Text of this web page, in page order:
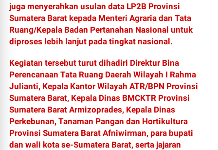
juga menyerahkan usulan data LP2B Provinsi
Sumatera Barat kepada Menteri Agraria dan Tata
Ruang/Kepala Badan Pertanahan Nasional untuk
diproses lebih lanjut pada tingkat nasional.
Kegiatan tersebut turut dihadiri Direktur Bina
Perencanaan Tata Ruang Daerah Wilayah I Rahma
Julianti, Kepala Kantor Wilayah ATR/BPN Provinsi
Sumatera Barat, Kepala Dinas BMCKTR Provinsi
Sumatera Barat Armizoprades, Kepala Dinas
Perkebunan, Tanaman Pangan dan Hortikultura
Provinsi Sumatera Barat Afniwirman, para bupati
dan wali kota se-Sumatera Barat, serta jajaran